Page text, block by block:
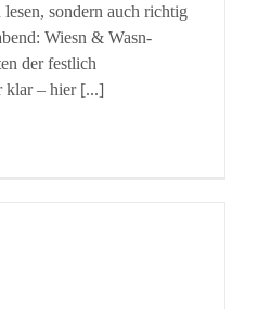
sondern auch richtig
Wiesn & Wasn-
der festlich
klar – hier [...]